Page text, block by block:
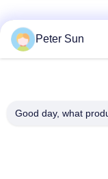
Peter Sun
Good day, what